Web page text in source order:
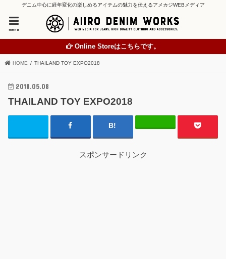
デニム中心に経年変化の楽しめるアイテムの魅力を伝えるアメカジWEBメディア
menu
Online Storeはこちらです。
HOME THAILAND TOY EXPO2018
2018.05.08
THAILAND TOY EXPO2018
スポンサードリンク